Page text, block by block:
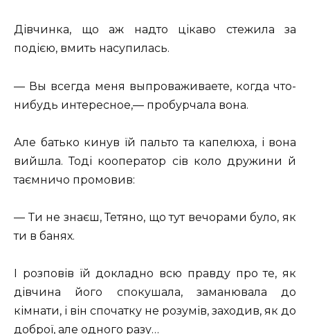
Дівчинка, що аж надто цікаво стежила за
подією, вмить насупилась.
— Вы всегда меня выпроваживаете, когда что-
нибудь интересное,— пробурчала вона.
Але батько кинув їй пальто та капелюха, і вона
вийшла. Тоді кооператор сів коло дружини й
таємничо промовив:
— Ти не знаєш, Тетяно, що тут вечорами було, як
ти в банях.
І розповів їй докладно всю правду про те, як
дівчина його спокушала, заманювала до
кімнати, і він спочатку не розумів, заходив, як до
доброї, але одного разу…